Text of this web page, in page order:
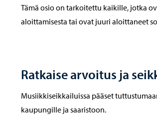
Tämä osio on tarkoitettu kaikille, jotka
aloittamisesta tai ovat juuri aloittaneet
Ratkaise arvoitus ja
Musiikkiseikkailuissa pääset
kaupungille ja saaristoon.